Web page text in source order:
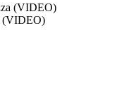
(VIDEO)